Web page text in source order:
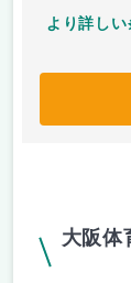
より詳し
大阪体